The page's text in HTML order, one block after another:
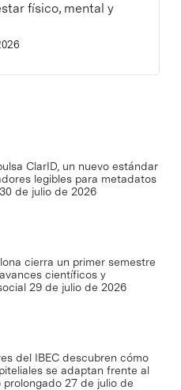
físico, mental y
ClarID, un nuevo estándar
legibles para metadatos
30 de julio de 2026
cierra un primer semestre
científicos y
29 de julio de 2026
del IBEC descubren cómo
se adaptan frente al
prolongado 27 de julio de